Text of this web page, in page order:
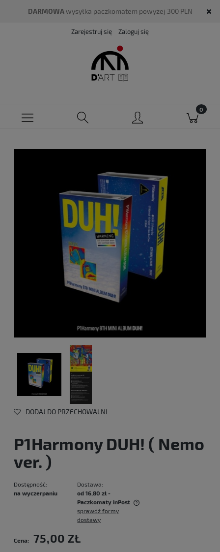
DARMOWAwysyłka paczkomatem powyżej 300 PLN
Zarejestruj się Zaloguj się
DODAJ DO PRZECHOWALNI
P1Harmony DUH! ( Nemo
ver. )
Dostępność:
na wyczerpaniu
Dostawa:
od 16,80 zł -
Paczkomaty inPost
Cena nie zawiera ewentualnych kosztów płatności
sprawdź formy
dostawy
Cena: 75,00 ZŁ